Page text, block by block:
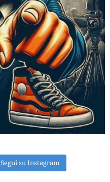
Segui su Instagram